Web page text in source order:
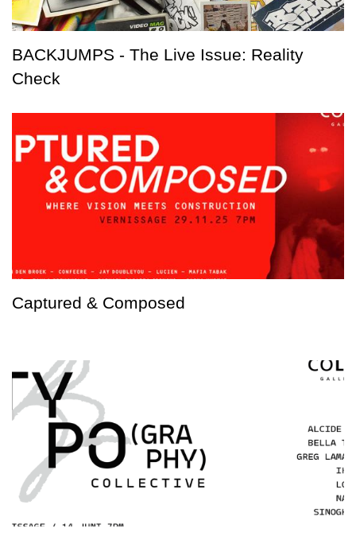
BACKJUMPS - The Live Issue: Reality
Check
Captured & Composed